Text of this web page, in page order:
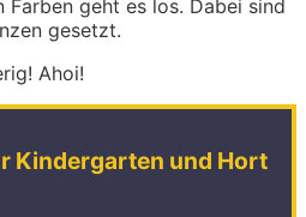
geht es los. Dabei sind
gesetzt.
Ahoi!
Kindergarten und Hort